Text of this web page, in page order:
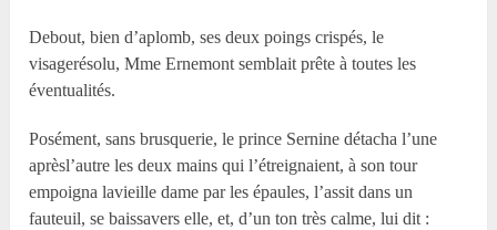
Debout, bien d’aplomb, ses deux poings crispés, le
visagerésolu, Mme Ernemont semblait prête à toutes les
éventualités.
Posément, sans brusquerie, le prince Sernine détacha l’une
aprèsl’autre les deux mains qui l’étreignaient, à son tour
empoigna lavieille dame par les épaules, l’assit dans un
fauteuil, se baissavers elle, et, d’un ton très calme, lui dit :